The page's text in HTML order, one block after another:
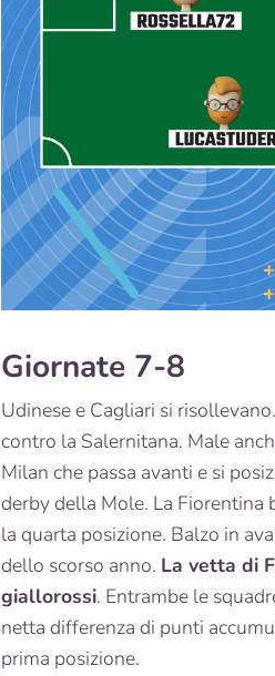
Giornate 7-8
Udinese e Cagliari si
contro la Salernitana. Male
Milan che passa avanti e si
derby della Mole. La
la quarta posizione. Balzo in
dello scorso anno. La vetta di
giallorossi. Entrambe le
netta differenza di punti
prima posizione.